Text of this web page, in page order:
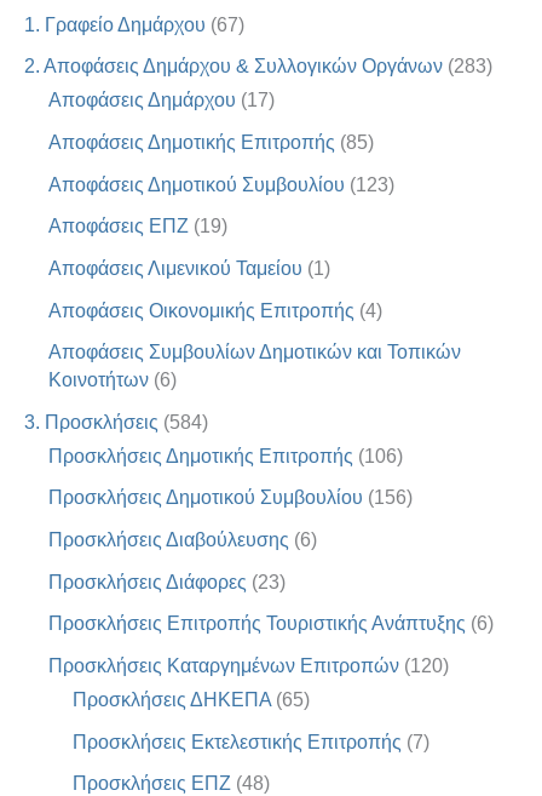
1. Γραφείο Δημάρχου (67)
2. Αποφάσεις Δημάρχου & Συλλογικών Οργάνων (283)
Αποφάσεις Δημάρχου (17)
Αποφάσεις Δημοτικής Επιτροπής (85)
Αποφάσεις Δημοτικού Συμβουλίου (123)
Αποφάσεις ΕΠΖ (19)
Αποφάσεις Λιμενικού Ταμείου (1)
Αποφάσεις Οικονομικής Επιτροπής (4)
Αποφάσεις Συμβουλίων Δημοτικών και Τοπικών
Κοινοτήτων (6)
3. Προσκλήσεις (584)
Προσκλήσεις Δημοτικής Επιτροπής (106)
Προσκλήσεις Δημοτικού Συμβουλίου (156)
Προσκλήσεις Διαβούλευσης (6)
Προσκλήσεις Διάφορες (23)
Προσκλήσεις Επιτροπής Τουριστικής Ανάπτυξης (6)
Προσκλήσεις Καταργημένων Επιτροπών (120)
Προσκλήσεις ΔΗΚΕΠΑ (65)
Προσκλήσεις Εκτελεστικής Επιτροπής (7)
Προσκλήσεις ΕΠΖ (48)